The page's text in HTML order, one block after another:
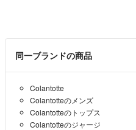
patagonia
TOMMY HILFIGER
が、分厚くなったりしてしまう
出品者 DJ筋肉2323 送料、値段交渉可
夏シーズン到来値下げ祭り
値下げしました
赤字品多数出品
同一ブランドの商品
Colantotte
Colantotteのメンズ
Colantotteのトップス
Colantotteのジャージ